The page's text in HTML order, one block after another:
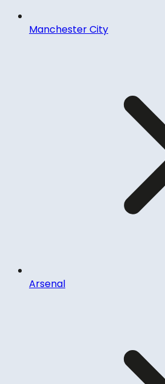
Manchester City
Arsenal